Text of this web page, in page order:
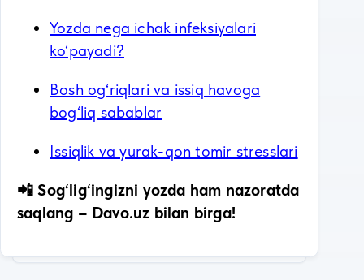
Yozda nega ichak infeksiyalari
ko‘payadi?
Bosh og‘riqlari va issiq havoga
bog‘liq sabablar
Issiqlik va yurak-qon tomir stresslari
📲 Sog‘lig‘ingizni yozda ham nazoratda
saqlang – Davo.uz bilan birga!